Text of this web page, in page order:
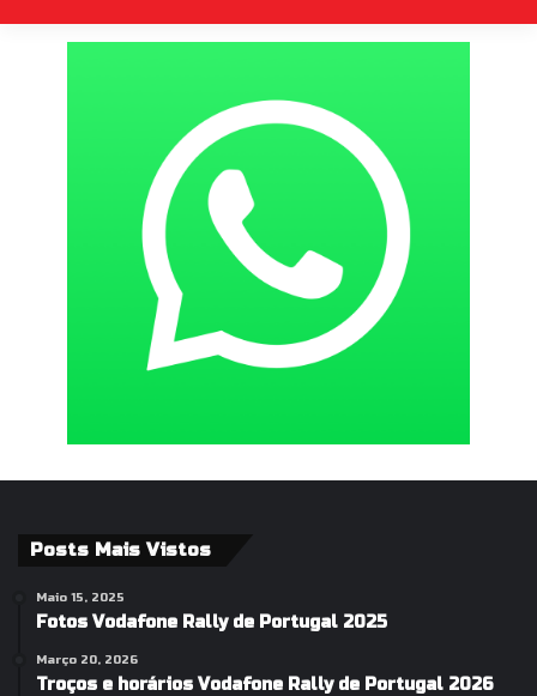
Posts Mais Vistos
Maio 15, 2025
Fotos Vodafone Rally de Portugal 2025
Março 20, 2026
Troços e horários Vodafone Rally de Portugal 2026